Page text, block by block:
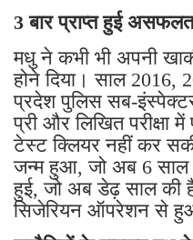
3 बार प्राप्त हुई
मधु ने कभी भी अपनी
होने दिया। साल 2016,
प्रदेश पुलिस सब-इंस्पेक्टर
प्री और लिखित परीक्षा
टेस्ट क्लियर नहीं कर
जन्म हुआ, जो अब 6 साल
हुई, जो अब डेढ़ साल की
सिजेरियन ऑपरेशन से